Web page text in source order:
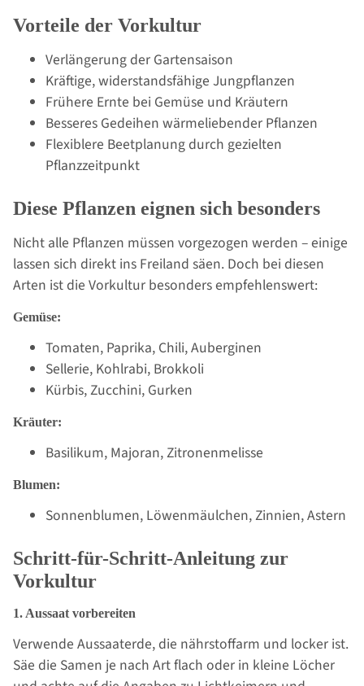
Vorteile der Vorkultur
Verlängerung der Gartensaison
Kräftige, widerstandsfähige Jungpflanzen
Frühere Ernte bei Gemüse und Kräutern
Besseres Gedeihen wärmeliebender Pflanzen
Flexiblere Beetplanung durch gezielten
Pflanzzeitpunkt
Diese Pflanzen eignen sich besonders
Nicht alle Pflanzen müssen vorgezogen werden – einige
lassen sich direkt ins Freiland säen. Doch bei diesen
Arten ist die Vorkultur besonders empfehlenswert:
Gemüse:
Tomaten, Paprika, Chili, Auberginen
Sellerie, Kohlrabi, Brokkoli
Kürbis, Zucchini, Gurken
Kräuter:
Basilikum, Majoran, Zitronenmelisse
Blumen:
Sonnenblumen, Löwenmäulchen, Zinnien, Astern
Schritt-für-Schritt-Anleitung zur
Vorkultur
1. Aussaat vorbereiten
Verwende Aussaaterde, die nährstoffarm und locker ist.
Säe die Samen je nach Art flach oder in kleine Löcher